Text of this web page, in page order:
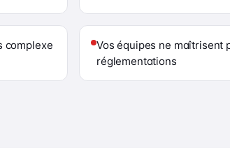
complexe
Vos équipes ne maîtrisent
réglementations